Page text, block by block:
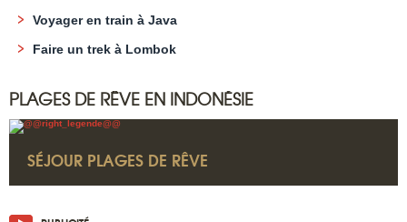
Voyager en train à Java
Faire un trek à Lombok
PLAGES DE RÊVE EN INDONÉSIE
SÉJOUR PLAGES DE RÊVE